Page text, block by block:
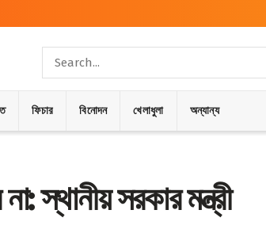
ফিচার বিনোদন খেলাধুলা অন্যান্য
স্থানীয় সরকার মন্ত্রী